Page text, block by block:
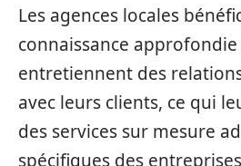
Les agences locales
connaissance
entretiennent des
avec leurs clients, ce qui
des services sur mesure
spécifiques des